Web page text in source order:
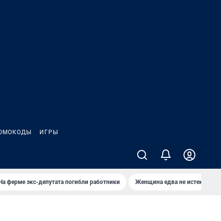
ИГРЫ
На ферме экс-депутата погибли работники Женщина едва не истекла